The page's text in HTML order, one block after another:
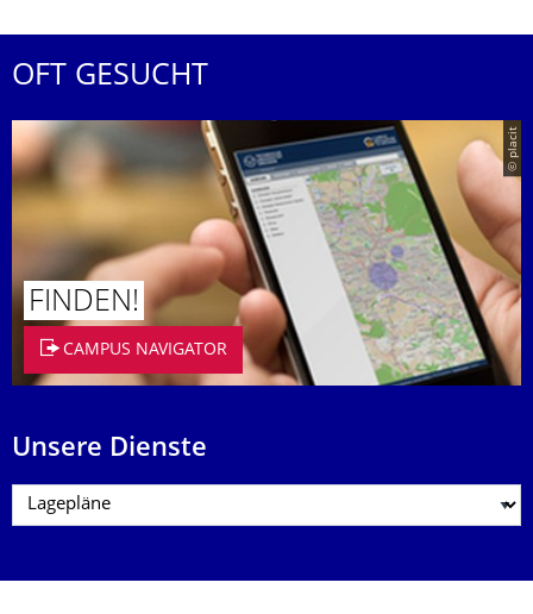
OFT GESUCHT
© placit
FINDEN!
CAMPUS NAVIGATOR
Unsere Dienste